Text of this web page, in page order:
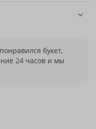
букет,
24 часов и мы